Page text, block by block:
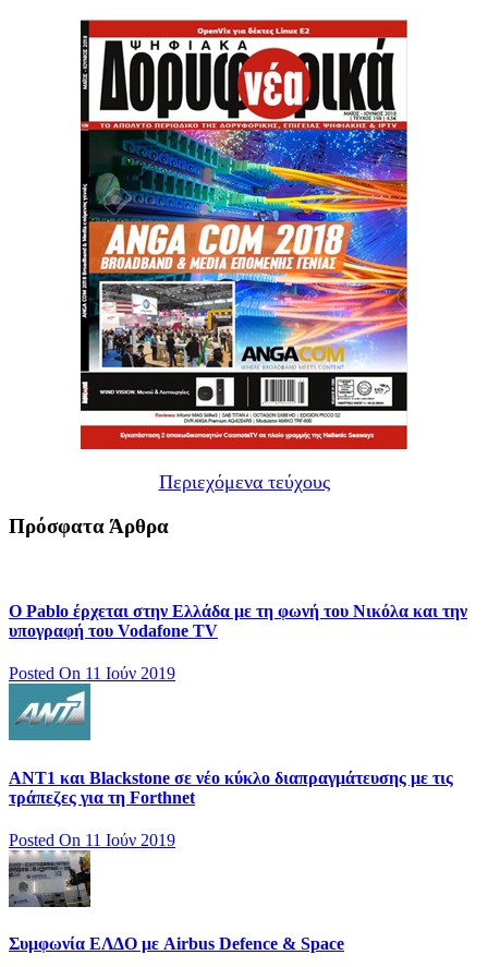
Περιεχόμενα τεύχους
Πρόσφατα Άρθρα
Ο Pablo έρχεται στην Ελλάδα με τη φωνή του Νικόλα και την
υπογραφή του Vodafone TV
Posted On 11 Ιούν 2019
ΑΝΤ1 και Blackstone σε νέο κύκλο διαπραγμάτευσης με τις
τράπεζες για τη Forthnet
Posted On 11 Ιούν 2019
Συμφωνία ΕΛΔΟ με Airbus Defence & Space